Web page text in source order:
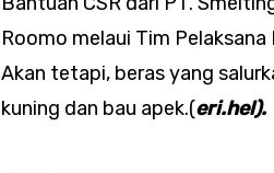
Roomo melaui Tim
Akan tetapi, beras yang
kuning dan bau apek.(eri.hel).